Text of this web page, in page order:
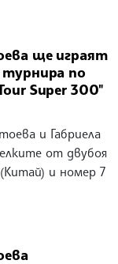
ще играят
по
Super 300"
и Габриела
от двубоя
и номер 7